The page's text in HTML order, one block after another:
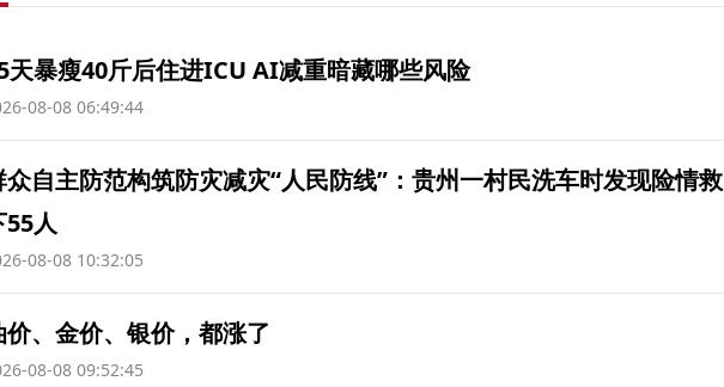
天暴瘦40斤后住进ICU AI减重暗藏哪些风险
08-08 06:49:44
众自主防范构筑防灾减灾“人民防线”：贵州一村民洗车时发现险情救
55人
08-08 10:32:05
价、金价、银价，都涨了
08-08 09:52:45